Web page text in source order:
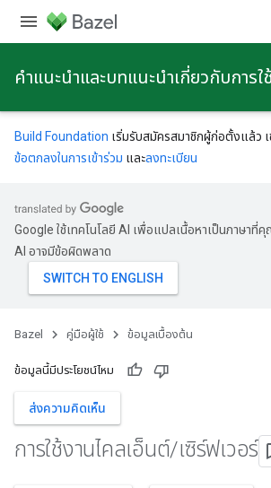
คําแนะนําและบทแนะนําเกี่ยวกับการใ
Build Foundation เริ่มรับสมัครสมาชิกผู้ก่อตั้งแล้ว เ
ข้อตกลงในการเข้าร่วม และลงทะเบียน
Google ใช้เทคโนโลยี AI เพื่อแปลเนื้อหาเป็นภาษาที่
AI อาจมีข้อผิดพลาด
Bazel คู่มือผู้ใช้ ข้อมูลเบื้องต้น
ข้อมูลนี้มีประโยชน์ไหม
ส่งความคิดเห็น
การใช้งานไคลเอ็นต์/เซิร์ฟเวอร์